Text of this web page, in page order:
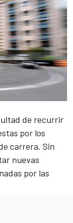
de recurrir
por los
carrera. Sin
nuevas
por las